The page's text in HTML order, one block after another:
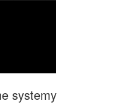
systemy